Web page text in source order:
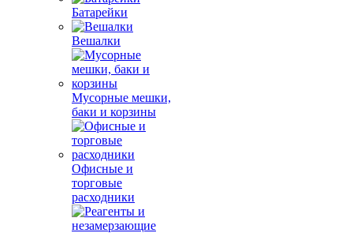
Батарейки
Вешалки
Мусорные мешки,
баки и корзины
Офисные и
торговые
расходники